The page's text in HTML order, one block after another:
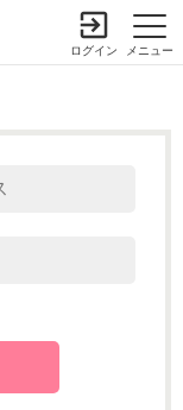
メニュー
ログイン